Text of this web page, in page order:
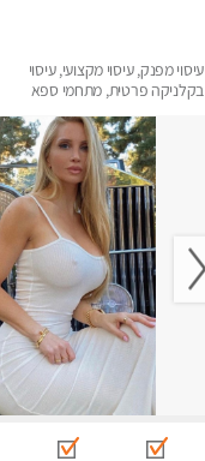
עיסוי מפנק, עיסוי מקצועי, עיסוי
בקלניקה פרטית, מתחמי ספא
הבית, עיסוי טנטרה